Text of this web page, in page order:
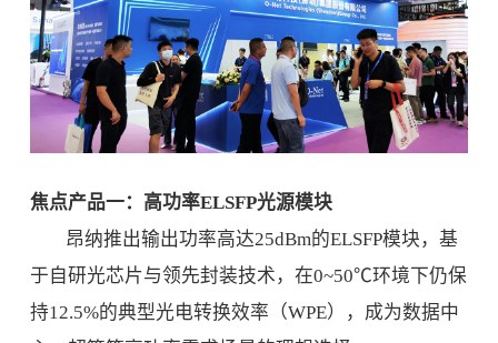
焦点产品一：高功率ELSFP光源模块
昂纳推出输出功率高达25dBm的ELSFP模块，基
于自研光芯片与领先封装技术，在0~50℃环境下仍保
持12.5%的典型光电转换效率（WPE），成为数据中